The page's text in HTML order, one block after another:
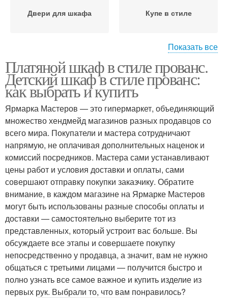
Двери для шкафа Купе в стиле
Шкафы в стиле
Показать все
Платяной шкаф в стиле прованс.
Детский шкаф в стиле прованс:
как выбрать и купить
Ярмарка Мастеров — это гипермаркет, объединяющий
множество хендмейд магазинов разных продавцов со
всего мира. Покупатели и мастера сотрудничают
напрямую, не оплачивая дополнительных наценок и
комиссий посредников. Мастера сами устанавливают
цены работ и условия доставки и оплаты, сами
совершают отправку покупки заказчику. Обратите
внимание, в каждом магазине на Ярмарке Мастеров
могут быть использованы разные способы оплаты и
доставки — самостоятельно выберите тот из
представленных, который устроит вас больше. Вы
обсуждаете все этапы и совершаете покупку
непосредственно у продавца, а значит, вам не нужно
общаться с третьими лицами — получится быстро и
полно узнать все самое важное и купить изделие из
первых рук. Выбрали то, что вам понравилось?